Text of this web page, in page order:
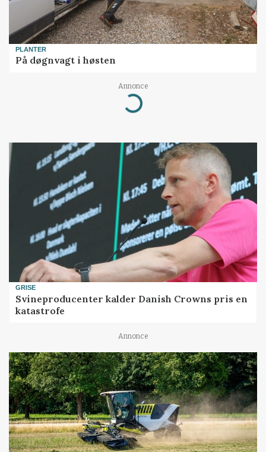
PLANTER
På døgnvagt i høsten
Annonce
Loading...
GRISE
Svineproducenter kalder Danish Crowns pris en
katastrofe
Annonce